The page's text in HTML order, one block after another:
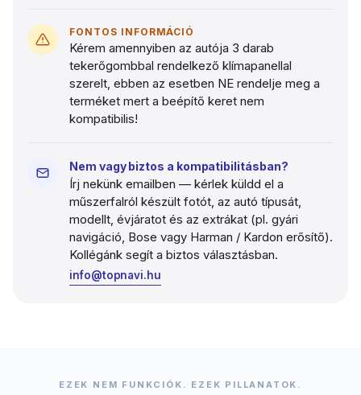
FONTOS INFORMÁCIÓ
Kérem amennyiben az autója 3 darab
tekerőgombbal rendelkező klímapanellal
szerelt, ebben az esetben NE rendelje meg a
terméket mert a beépítő keret nem
kompatibilis!
Nem vagy biztos a kompatibilitásban?
Írj nekünk emailben — kérlek küldd el a
műszerfalról készült fotót, az autó típusát,
modellt, évjáratot és az extrákat (pl. gyári
navigáció, Bose vagy Harman / Kardon erősítő).
Kollégánk segít a biztos választásban.
info@topnavi.hu
EZEK NEM FUNKCIÓK. EZEK PILLANATOK.